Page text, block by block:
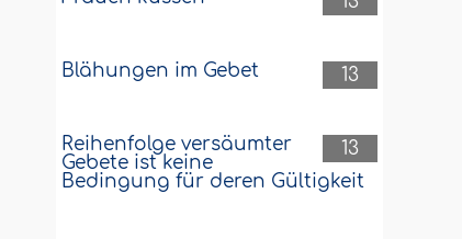
13
Blähungen im Gebet
13
Reihenfolge versäumter
Gebete ist keine
Bedingung für deren Gültigkeit